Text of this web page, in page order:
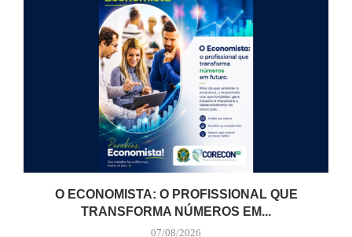
O ECONOMISTA: O PROFISSIONAL QUE
TRANSFORMA NÚMEROS EM...
07/08/2026